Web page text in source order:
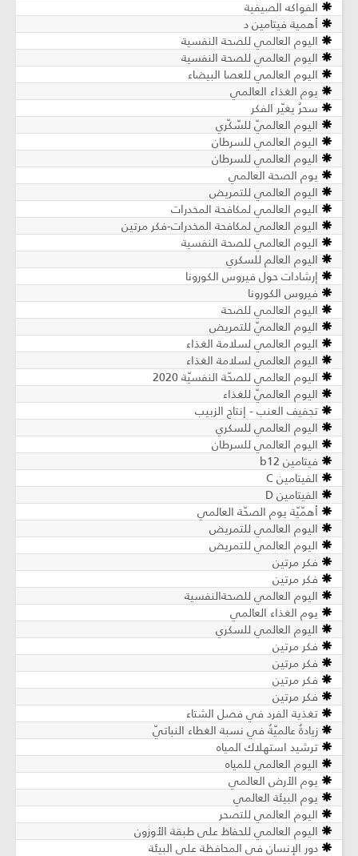
الفواكه الصيفية
أهمية فيتامين د
اليوم العالمي للصحة النفسية
اليوم العالمي للصحة النفسية
اليوم العالمي للعصا البيضاء
يوم الغذاء العالمي
سحرٌ يغيّر الفكر
اليوم العالميّ للسّكّري
اليوم العالمي للسرطان
اليوم العالمي للسرطان
يوم الصحة العالمي
اليوم العالمي للتمريض
اليوم العالمي لمكافحة المخدرات
اليوم العالمي لمكافحة المخدرات-فكر مرتين
اليوم العالمي للصحة النفسية
اليوم العالم للسكري
إرشادات حول فيروس الكورونا
فيروس الكورونا
اليوم العالمي للصحة
اليوم العالميّ للتمريض
اليوم العالمي لسلامة الغذاء
اليوم العالمي لسلامة الغذاء
اليوم العالمي للصحّة النفسيّة 2020
اليوم العالميّ للغذاء
تجفيف العنب - إنتاج الزبيب
اليوم العالمي للسكري
اليوم العالمي للسرطان
فيتامين b12
الفيتامين C
الفيتامين D
أهمّيّة يوم الصحّة العالمي
اليوم العالمي للتمريض
اليوم العالمي للتمريض
فكر مرتين
فكر مرتين
اليوم العالمي للصحةالنفسية
يوم الغذاء العالمي
اليوم العالمي للسكري
فكر مرتين
فكر مرتين
فكر مرتين
فكر مرتين
تغذية الفرد في فصل الشتاء
زيادةٌ عالميّةٌ في نسبة الغطاء النباتيّ
ترشيد استهلاك المياه
اليوم العالمي للمياه
يوم الأرض العالمي
يوم البيئة العالمي
اليوم العالمي للتصحر
اليوم العالمي للحفاظ على طبقة الأوزون
دور الإنسان في المحافظة على البيئة